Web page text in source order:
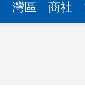
灣區 商社